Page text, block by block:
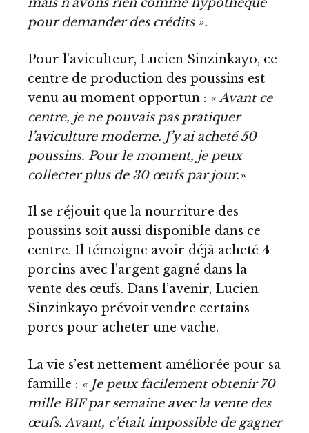
pour demander des crédits ».
Pour l’aviculteur, Lucien Sinzinkayo, ce
centre de production des poussins est
venu au moment opportun : « Avant ce
centre, je ne pouvais pas pratiquer
l’aviculture moderne. J’y ai acheté 50
poussins. Pour le moment, je peux
collecter plus de 30 œufs par jour.»
Il se réjouit que la nourriture des
poussins soit aussi disponible dans ce
centre. Il témoigne avoir déjà acheté 4
porcins avec l’argent gagné dans la
vente des œufs. Dans l’avenir, Lucien
Sinzinkayo prévoit vendre certains
porcs pour acheter une vache.
La vie s’est nettement améliorée pour sa
famille : « Je peux facilement obtenir 70
mille BIF par semaine avec la vente des
œufs. Avant, c’était impossible de gagner